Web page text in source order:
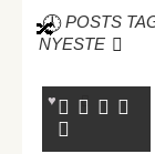
POSTS
NYESTE